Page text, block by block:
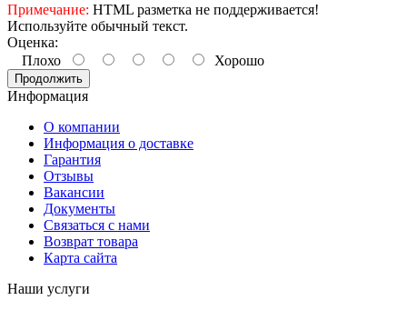
Примечание: HTML разметка не поддерживается!
Используйте обычный текст.
Оценка:
Плохо
Хорошо
Продолжить
Информация
О компании
Информация о доставке
Гарантия
Отзывы
Вакансии
Документы
Связаться с нами
Возврат товара
Карта сайта
Наши услуги